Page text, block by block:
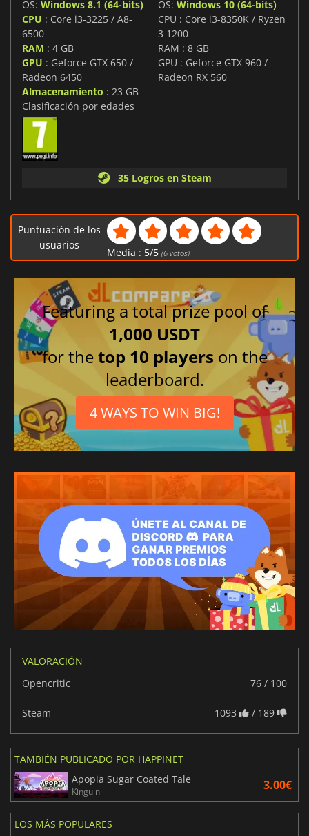
OS: Windows 8.1 (64-bits)
CPU : Core i3-3225 / A8-
6500
RAM : 4 GB
GPU : Geforce GTX 650 /
Radeon 6450
Almacenamiento : 23 GB
OS: Windows 10 (64-bits)
CPU : Core i3-8350K / Ryzen
3 1200
RAM : 8 GB
GPU : Geforce GTX 960 /
Radeon RX 560
Clasificación por edades
35 Logros en Steam
Puntuación de los
usuarios
Media : 5/5 (6votos)
Featuring a total prize pool of
1,000 USDT
for thetop 10 players on the
leaderboard.
4 WAYS TO WIN BIG!
VALORACIÓN
Opencritic
76 / 100
Steam 1093 / 189
TAMBIÉN PUBLICADO POR HAPPINET
Apopia Sugar Coated Tale
Kinguin 3.00€
LOS MÁS POPULARES